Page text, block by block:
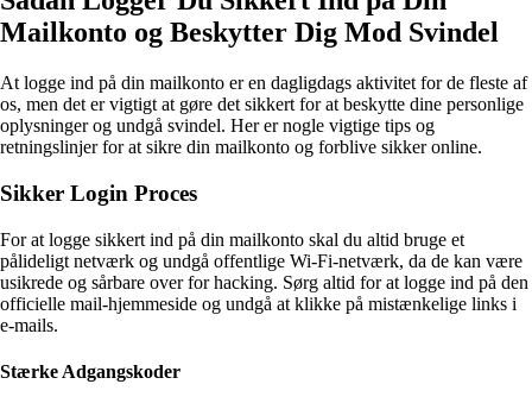
Mailkonto og Beskytter Dig Mod Svindel
At logge ind på din mailkonto er en dagligdags aktivitet for de fleste af
os, men det er vigtigt at gøre det sikkert for at beskytte dine personlige
oplysninger og undgå svindel. Her er nogle vigtige tips og
retningslinjer for at sikre din mailkonto og forblive sikker online.
Sikker Login Proces
For at logge sikkert ind på din mailkonto skal du altid bruge et
pålideligt netværk og undgå offentlige Wi-Fi-netværk, da de kan være
usikrede og sårbare over for hacking. Sørg altid for at logge ind på den
officielle mail-hjemmeside og undgå at klikke på mistænkelige links i
e-mails.
Stærke Adgangskoder